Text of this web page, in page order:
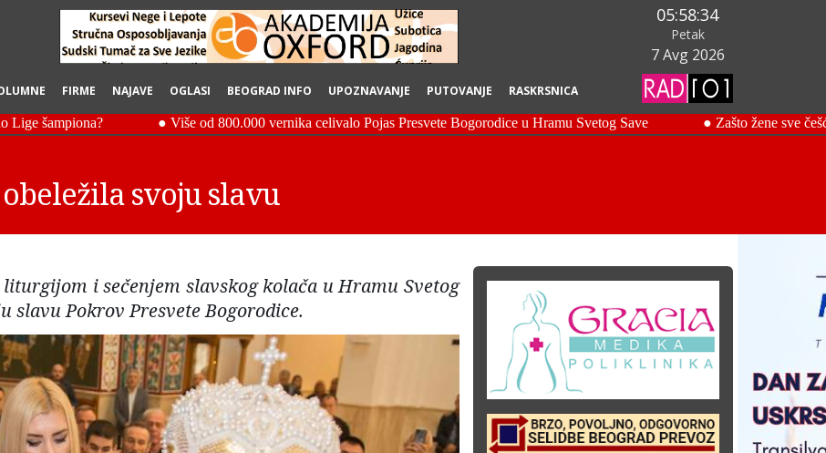
FIRME NAJAVE OGLASI BEOGRAD INFO UPOZNAVANJE PUTOVANJE RASKRSNICA
05:58:35
Petak
7 Avg 2026
svoju slavu
i sečenjem slavskog kolača u Hramu Svetog
Pokrov Presvete Bogorodice.